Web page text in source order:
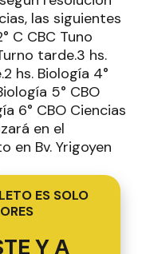
ES SOLO
Y A